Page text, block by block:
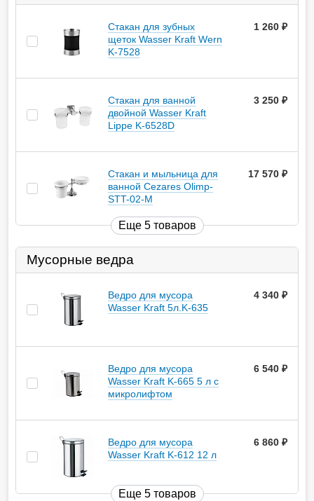
Стакан для зубных
щеток Wasser Kraft Wern
K-7528
1 260
Стакан для ванной
двойной Wasser Kraft
Lippe K-6528D
3 250
Стакан и мыльница для
ванной Cezares Olimp-
STT-02-M
17 570
Еще 5 товаров
Мусорные ведра
Ведро для мусора
Wasser Kraft 5л.K-635
4 340
Ведро для мусора
Wasser Kraft K-665 5 л с
микролифтом
6 540
Ведро для мусора
Wasser Kraft K-612 12 л
6 860
Еще 5 товаров